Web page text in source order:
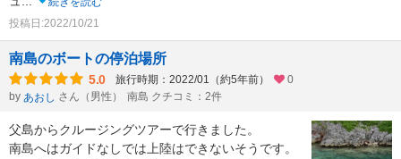
投稿日:2022/10/21
南島のボートの停泊場所
5.0 旅行時期：2022/01（約5年前）
0
by あおし さん（男性） 南島 クチコミ：2件
父島からクルージングツアーで行きました。
南島へはガイドなしでは上陸はできないそうです。